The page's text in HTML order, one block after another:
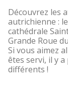
Découvrez les
autrichienne :
cathédrale
Grande Roue
Si vous aimez
êtes servi, il y a
différents !